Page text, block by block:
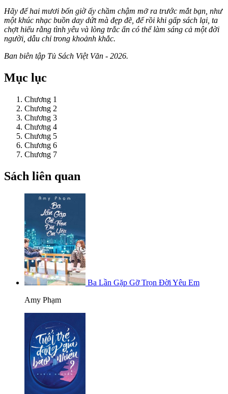
Hãy để hai mươi bốn giờ ấy chầm chậm mở ra trước mắt bạn, như
một khúc nhạc buồn day dứt mà đẹp đẽ, để rồi khi gấp sách lại, ta
chợt hiểu rằng tình yêu và lòng trắc ẩn có thể làm sáng cả một đời
người, dẫu chỉ trong khoảnh khắc.
Ban biên tập Tủ Sách Việt Văn - 2026.
Mục lục
Chương 1
Chương 2
Chương 3
Chương 4
Chương 5
Chương 6
Chương 7
Sách liên quan
Ba Lần Gặp Gỡ Trọn Đời Yêu Em
Amy Phạm